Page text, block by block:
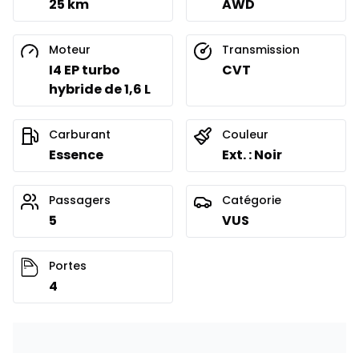
25 km AWD
Moteur
I4 EP turbo
hybride de 1,6 L
Transmission
CVT
Carburant
Essence
Couleur
Ext. : Noir
Passagers
5
Catégorie
VUS
Portes
4